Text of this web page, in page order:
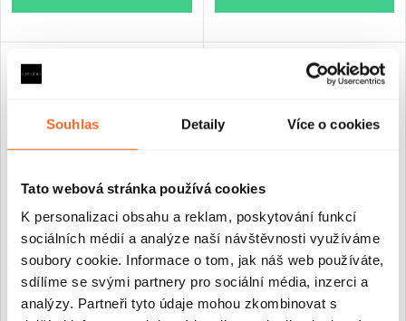
Souhlas Detaily Více o cookies
Tato webová stránka používá cookies
K personalizaci obsahu a reklam, poskytování funkcí
sociálních médií a analýze naší návštěvnosti využíváme
soubory cookie. Informace o tom, jak náš web používáte,
sdílíme se svými partnery pro sociální média, inzerci a
analýzy. Partneři tyto údaje mohou zkombinovat s
CERANO - Vanová nástěnná
baterie Elvona - černá matná
PRODLOUŽENÁ ZÁRUKA
CERANO - Vanová nástěnná
baterie - termostatická -
Tondo - černá matná